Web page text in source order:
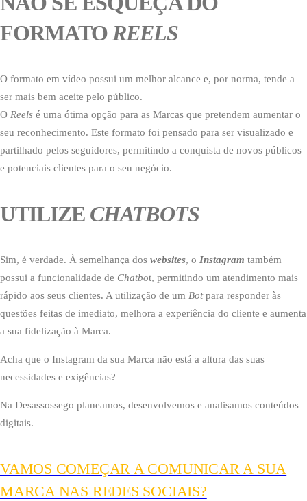
FORMATOREELS
O formato em vídeo possui um melhor alcance e, por norma, tende a
ser mais bem aceite pelo público.
O Reels é uma ótima opção para as Marcas que pretendem aumentar o
seu reconhecimento. Este formato foi pensado para ser visualizado e
partilhado pelos seguidores, permitindo a conquista de novos públicos
e potenciais clientes para o seu negócio.
UTILIZE CHATBOTS
Sim, é verdade. À semelhança dos websites, o Instagram também
possui a funcionalidade de Chatbot, permitindo um atendimento mais
rápido aos seus clientes. A utilização de um Botpara responder às
questões feitas de imediato, melhora a experiência do cliente e aumenta
a sua fidelização à Marca.
Acha que o Instagram da sua Marca não está a altura das suas
necessidades e exigências?
Na Desassossego planeamos, desenvolvemos e analisamos conteúdos
digitais.
VAMOS COMEÇAR A COMUNICAR A SUA
MARCA NAS REDES SOCIAIS?